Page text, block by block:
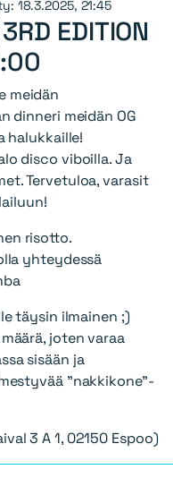
18.3.2025, 21:45
EDITION
meidän
dinneri meidän OG
halukkaille!
disco viboilla. Ja
Tervetuloa, varasit
risotto.
yhteydessä
täysin ilmainen ;)
joten varaa
sisään ja
"nakkikone"-
3 A 1, 02150 Espoo)